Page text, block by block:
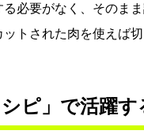
必要がなく、そのま
トされた肉を使えば
シピ」で活躍